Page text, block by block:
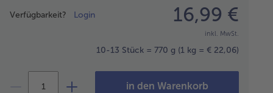
Verfügbarkeit? Login 16,99 €
inkl. MwSt.
10-13 Stück = 770 g (1 kg = € 22,06)
in den Warenkorb